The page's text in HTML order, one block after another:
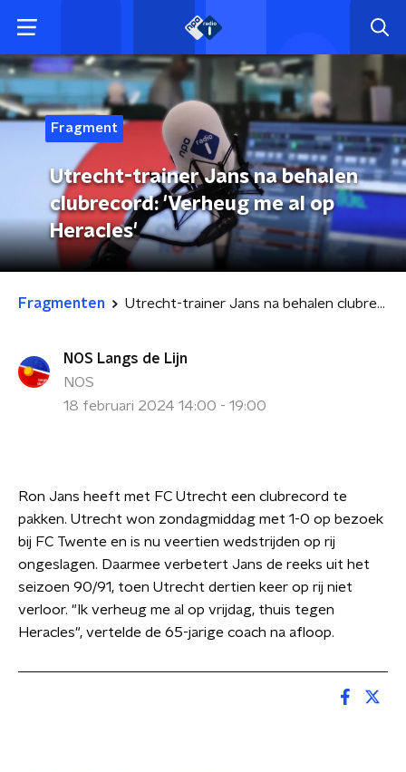
Fragment
Utrecht-trainer Jans na behalen
clubrecord: 'Verheug me al op
Heracles'
Fragmenten Utrecht-trainer Jans na behalen clubrecord: 'Verheug me al op Heracles'
NOS Langs de Lijn
NOS
18 februari 2024 14:00 - 19:00
Ron Jans heeft met FC Utrecht een clubrecord te
pakken. Utrecht won zondagmiddag met 1-0 op bezoek
bij FC Twente en is nu veertien wedstrijden op rij
ongeslagen. Daarmee verbetert Jans de reeks uit het
seizoen 90/91, toen Utrecht dertien keer op rij niet
verloor. "Ik verheug me al op vrijdag, thuis tegen
Heracles", vertelde de 65-jarige coach na afloop.